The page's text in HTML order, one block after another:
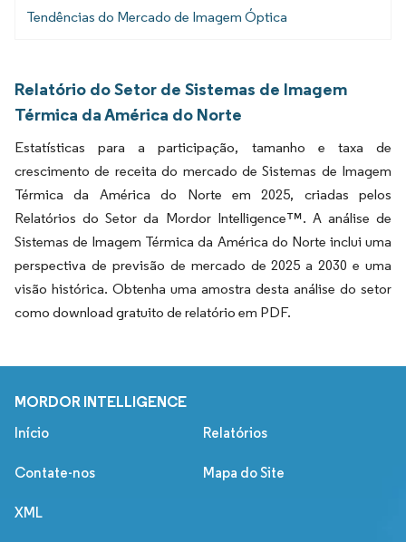
Tendências do Mercado de Imagem Óptica
Relatório do Setor de Sistemas de Imagem
Térmica da América do Norte
Estatísticas para a participação, tamanho e taxa de
crescimento de receita do mercado de Sistemas de Imagem
Térmica da América do Norte em 2025, criadas pelos
Relatórios do Setor da Mordor Intelligence™. A análise de
Sistemas de Imagem Térmica da América do Norte inclui uma
perspectiva de previsão de mercado de 2025 a 2030 e uma
visão histórica. Obtenha uma amostra desta análise do setor
como download gratuito de relatório em PDF.
MORDOR INTELLIGENCE
Início Relatórios
Contate-nos Mapa do Site
XML